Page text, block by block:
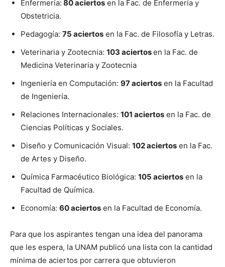
Enfermería: 80 aciertos en la Fac. de Enfermería y
Obstetricia.
Pedagogía: 75 aciertos en la Fac. de Filosofía y Letras.
Veterinaria y Zootecnia: 103 aciertosen la Fac. de
Medicina Veterinaria y Zootecnia
Ingeniería en Computación: 97 aciertos en la Facultad
de Ingeniería.
Relaciones Internacionales: 101 aciertos en la Fac. de
Ciencias Políticas y Sociales.
Diseño y Comunicación Visual: 102 aciertos en la Fac.
de Artes y Diseño.
Química Farmacéutico Biológica: 105 aciertos en la
Facultad de Química.
Economía: 60 aciertos en la Facultad de Economía.
Para que los aspirantes tengan una idea del panorama
que les espera, la UNAM publicó una lista con la cantidad
mínima de aciertos por carrera que obtuvieron